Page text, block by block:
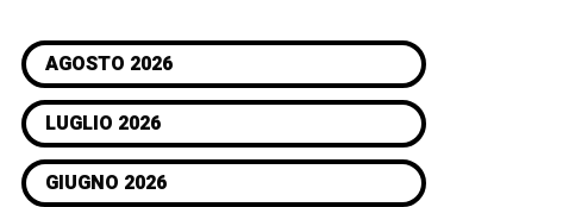
AGOSTO 2026
LUGLIO 2026
GIUGNO 2026